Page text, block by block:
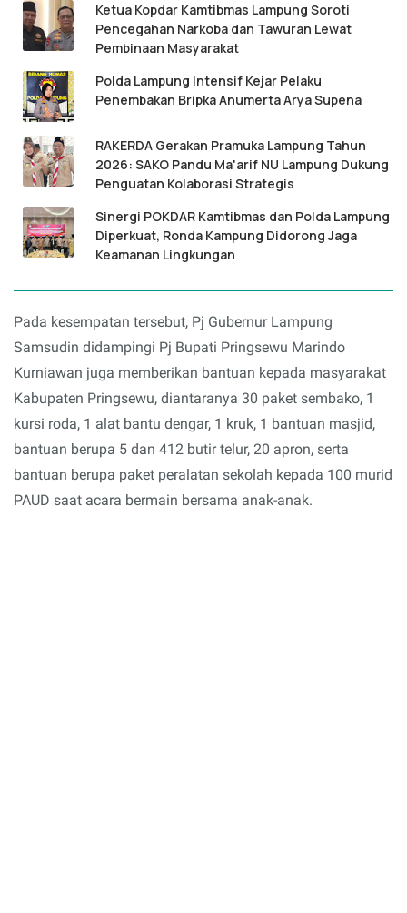
Ketua Kopdar Kamtibmas Lampung Soroti
Pencegahan Narkoba dan Tawuran Lewat
Pembinaan Masyarakat
Polda Lampung Intensif Kejar Pelaku
Penembakan Bripka Anumerta Arya Supena
RAKERDA Gerakan Pramuka Lampung Tahun
2026: SAKO Pandu Ma'arif NU Lampung Dukung
Penguatan Kolaborasi Strategis
Sinergi POKDAR Kamtibmas dan Polda Lampung
Diperkuat, Ronda Kampung Didorong Jaga
Keamanan Lingkungan
Pada kesempatan tersebut, Pj Gubernur Lampung
Samsudin didampingi Pj Bupati Pringsewu Marindo
Kurniawan juga memberikan bantuan kepada masyarakat
Kabupaten Pringsewu, diantaranya 30 paket sembako, 1
kursi roda, 1 alat bantu dengar, 1 kruk, 1 bantuan masjid,
bantuan berupa 5 dan 412 butir telur, 20 apron, serta
bantuan berupa paket peralatan sekolah kepada 100 murid
PAUD saat acara bermain bersama anak-anak.